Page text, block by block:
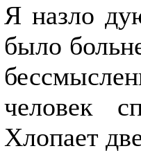
Я назло
было
человек
Хлопает